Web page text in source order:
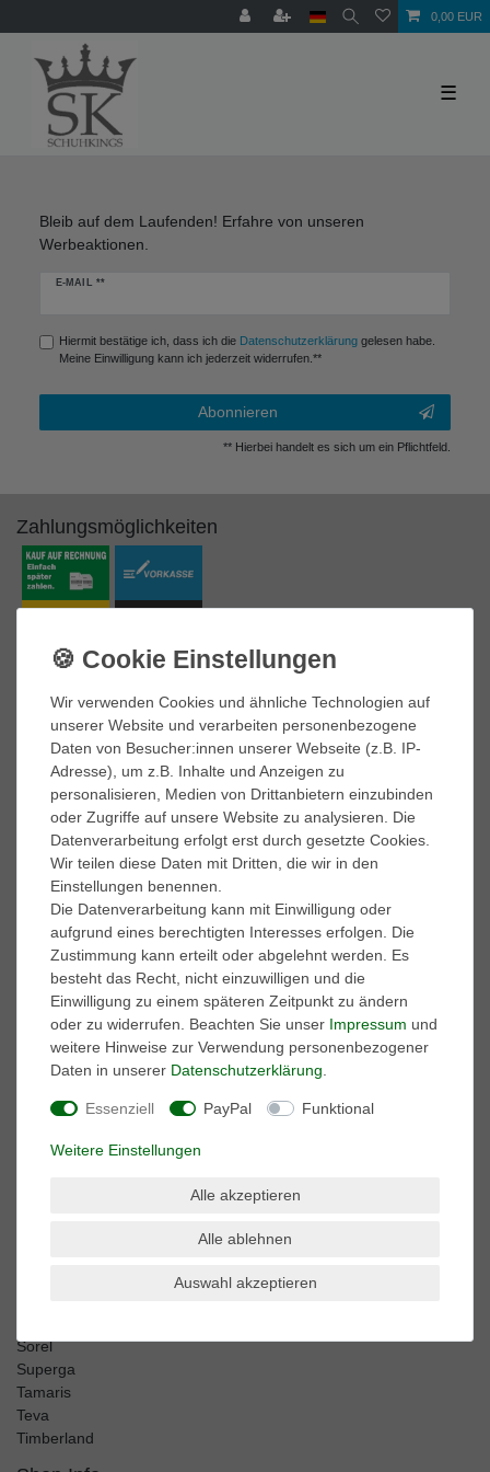
0,00 EUR
☰
Bleib auf dem Laufenden! Erfahre von unseren
Werbeaktionen.
E-MAIL **
Newsletter
Hiermit bestätige ich, dass ich die Daten­schutz­erklärunggelesen habe.
Meine Einwilligung kann ich jederzeit widerrufen.**
Abonnieren
** Hierbei handelt es sich um ein Pflichtfeld.
Zahlungsmöglichkeiten
Marken
A.S. 98
adidas Performance
BK British-Knights
Caprice
Caterpillar
Columbia
Converse
Dr. Martens
El Naturalista
Harley Davidson
Kamik
Keen
Lackner
Marco Tozzi
Sorel
Superga
Tamaris
Teva
Timberland
Wir verwenden Cookies und ähnliche Technologien auf
unserer Website und verarbeiten personenbezogene
Daten von Besucher:innen unserer Webseite (z.B. IP-
Adresse), um z.B. Inhalte und Anzeigen zu
personalisieren, Medien von Drittanbietern einzubinden
oder Zugriffe auf unsere Website zu analysieren. Die
Datenverarbeitung erfolgt erst durch gesetzte Cookies.
Wir teilen diese Daten mit Dritten, die wir in den
Einstellungen benennen.
Die Datenverarbeitung kann mit Einwilligung oder
aufgrund eines berechtigten Interesses erfolgen. Die
Zustimmung kann erteilt oder abgelehnt werden. Es
besteht das Recht, nicht einzuwilligen und die
Einwilligung zu einem späteren Zeitpunkt zu ändern
oder zu widerrufen. Beachten Sie unser Impressum und
weitere Hinweise zur Verwendung personenbezogener
Daten in unserer Daten­schutz­erklärung
Essenziell PayPal Funktional
Weitere Einstellungen
Alle akzeptieren
Alle ablehnen
Auswahl akzeptieren